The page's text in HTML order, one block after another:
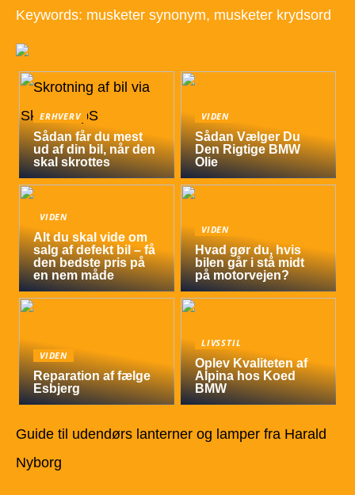
Keywords: musketer synonym, musketer krydsord
ERHVERV
Sådan får du mest
ud af din bil, når den
skal skrottes
VIDEN
Sådan Vælger Du
Den Rigtige BMW
Olie
VIDEN
Alt du skal vide om
salg af defekt bil – få
den bedste pris på
en nem måde
VIDEN
Hvad gør du, hvis
bilen går i stå midt
på motorvejen?
VIDEN
Reparation af fælge
Esbjerg
LIVSSTIL
Oplev Kvaliteten af
Alpina hos Koed
BMW
Guide til udendørs lanterner og lamper fra Harald
Nyborg